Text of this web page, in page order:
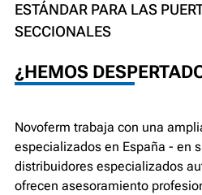
ESTÁNDAR PARA LAS
SECCIONALES
¿HEMOS
Novoferm trabaja con una
especializados en España - en
distribuidores especializados
ofrecen asesoramiento